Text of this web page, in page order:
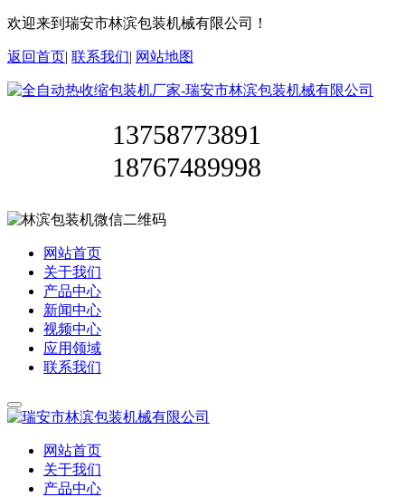
欢迎来到瑞安市林滨包装机械有限公司！
返回首页| 联系我们| 网站地图
13758773891
18767489998
网站首页
关于我们
产品中心
新闻中心
视频中心
应用领域
联系我们
网站首页
关于我们
产品中心